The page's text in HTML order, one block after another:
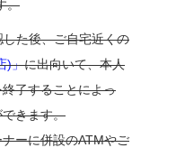
。
た後、ご自宅近くの
)」に出向いて、本人
了することによっ
きます。
ーに併設のATMやご